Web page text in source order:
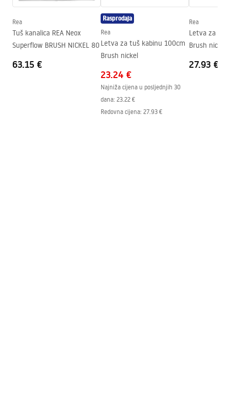
Širina
12mm
Debljina čelika
1mm
Može se sjeći
Da
24 mjeseca
Rea
Tuš kanalica REA Neox
Superflow BRUSH NICKEL 80
63.15 €
Rasprodaja
Rea
Letva za tuš kabinu 100cm
Brush nickel
23.24 €
Najniža cijena u posljednjih 30
dana: 23.22 €
Redovna cijena: 27.93 €
Rea
Letva za tuš
Brush nickel
27.93 €